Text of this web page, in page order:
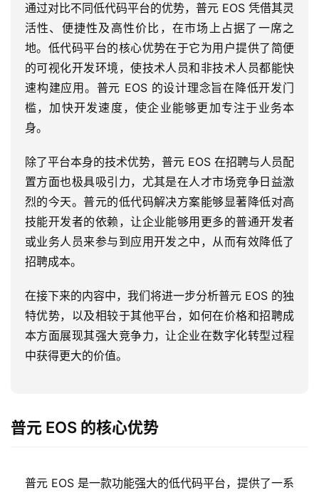
通过对比不同低代码平台的优势，普元 EOS 凭借其灵
活性、便捷性及高性价比，在市场上占据了一席之
地。低代码平台的核心优势在于它为用户提供了简便
的可视化开发环境，使技术人员和非技术人员都能快
速构建应用。普元 EOS 的设计理念旨在降低开发门
槛，加快开发速度，使企业能够更加专注于业务本
身。
除了平台本身的技术优势，普元 EOS 在招聘与人员配
置方面也极具吸引力，尤其是在人才市场竞争日益激
烈的今天。普元的低代码解决方案能够显著降低对高
技能开发者的依赖，让企业能够用更多的普通开发者
或业务人员来参与到应用开发之中，从而有效降低了
招聘成本。
在接下来的内容中，我们将进一步分析普元 EOS 的独
特优势，以及相较于其他平台，如何在价格和招聘成
本方面展现其强大竞争力，让企业在数字化转型过程
中获得更大的价值。
普元 EOS 的核心优势
普元 EOS 是一款功能强大的低代码平台，提供了一系